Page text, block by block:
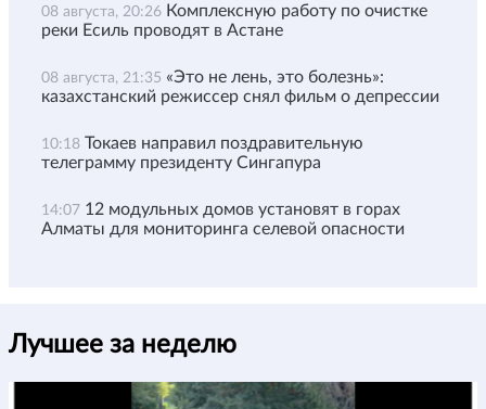
08 августа, 20:26 Комплексную работу по очистке
реки Есиль проводят в Астане
08 августа, 21:35 «Это не лень, это болезнь»:
казахстанский режиссер снял фильм о депрессии
10:18 Токаев направил поздравительную
телеграмму президенту Сингапура
14:07 12 модульных домов установят в горах
Алматы для мониторинга селевой опасности
Лучшее за неделю